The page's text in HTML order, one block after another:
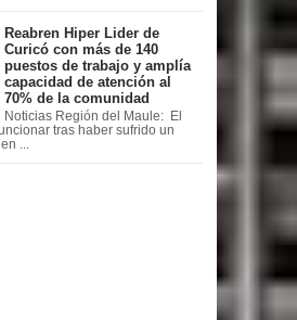
Reabren Hiper Lider de
Curicó con más de 140
puestos de trabajo y amplía
capacidad de atención al
70% de la comunidad
Noticias Región del Maule: El
tras haber sufrido un
...